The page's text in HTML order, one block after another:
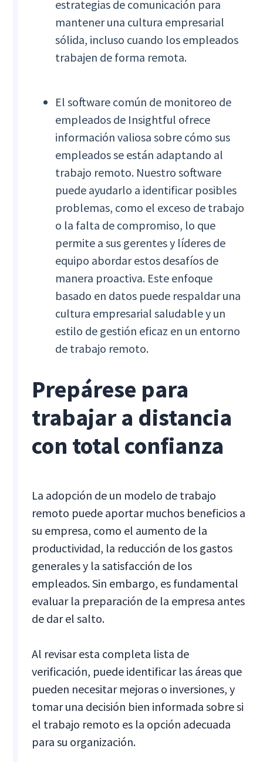
estrategias de comunicación para
mantener una cultura empresarial
sólida, incluso cuando los empleados
trabajen de forma remota.
El software común de monitoreo de
empleados de Insightful ofrece
información valiosa sobre cómo sus
empleados se están adaptando al
trabajo remoto. Nuestro software
puede ayudarlo a identificar posibles
problemas, como el exceso de trabajo
o la falta de compromiso, lo que
permite a sus gerentes y líderes de
equipo abordar estos desafíos de
manera proactiva. Este enfoque
basado en datos puede respaldar una
cultura empresarial saludable y un
estilo de gestión eficaz en un entorno
de trabajo remoto.
Prepárese para
trabajar a distancia
con total confianza
La adopción de un modelo de trabajo
remoto puede aportar muchos beneficios a
su empresa, como el aumento de la
productividad, la reducción de los gastos
generales y la satisfacción de los
empleados. Sin embargo, es fundamental
evaluar la preparación de la empresa antes
de dar el salto.
Al revisar esta completa lista de
verificación, puede identificar las áreas que
pueden necesitar mejoras o inversiones, y
tomar una decisión bien informada sobre si
el trabajo remoto es la opción adecuada
para su organización.